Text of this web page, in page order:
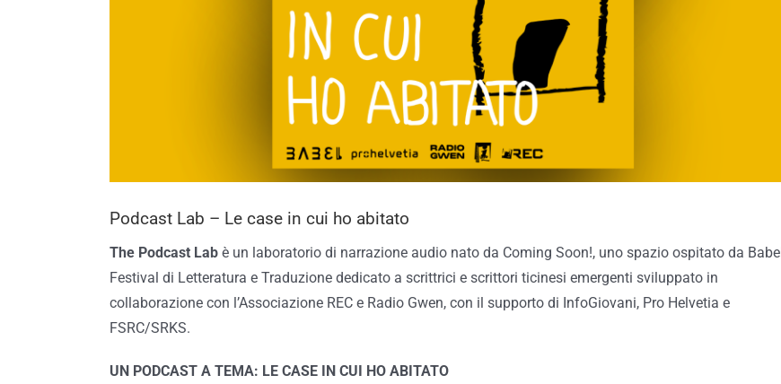
Podcast Lab – Le case in cui ho abitato
The Podcast Lab è un laboratorio di narrazione audio nato da Coming Soon!, uno spazio ospitato da Babel
Festival di Letteratura e Traduzione dedicato a scrittrici e scrittori ticinesi emergenti sviluppato in
collaborazione con l’Associazione REC e Radio Gwen, con il supporto di InfoGiovani, Pro Helvetia e
FSRC/SRKS.
UN PODCAST A TEMA: LE CASE IN CUI HO ABITATO